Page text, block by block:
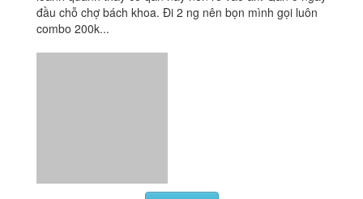
37 Lê Thanh Nghị, Chợ Bách Khoa, Quận Hai Bà Trưng,
Hà Nội